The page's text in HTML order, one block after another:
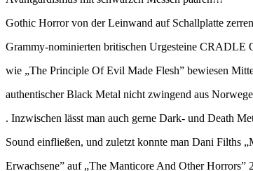
Gothic Horror von der Leinwand auf Schallplatte
Grammy-nominierten britischen Urgesteine CRADLE
wie „The Principle Of Evil Made Flesh” bewiesen
authentischer Black Metal nicht zwingend aus
. Inzwischen lässt man auch gerne Dark- und Death
Sound einfließen, und zuletzt konnte man Dani Filths
Erwachsene” auf „The Manticore And Other Horrors”